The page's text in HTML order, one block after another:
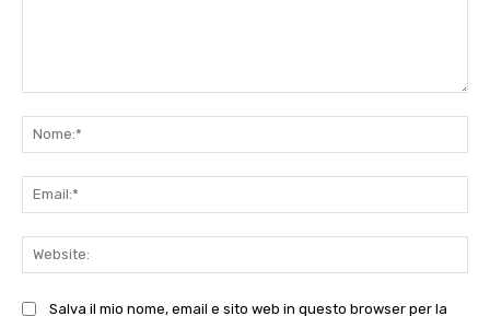
Salva il mio nome, email e sito web in questo browser per la